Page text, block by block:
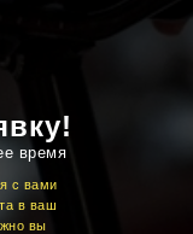
время
с вами
в ваш
вы